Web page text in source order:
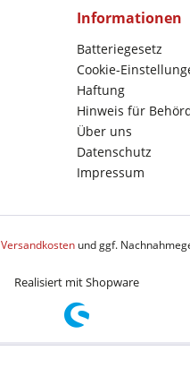
Informationen
Batteriegesetz
Cookie-
Haftung
Hinweis für
Über uns
Datenschutz
Impressum
Versandkostenund ggf.
Realisiert mit Shopware